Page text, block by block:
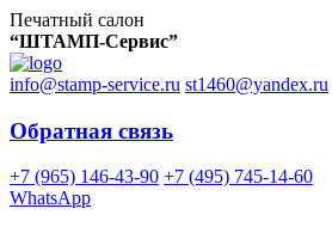
Печатный салон
“ШТАМП-Сервис”
info@stamp-service.ru st1460@yandex.ru
Обратная связь
+7 (965) 146-43-90 +7 (495) 745-14-60
WhatsApp